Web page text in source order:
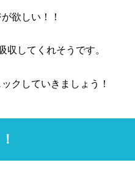
欲しい！！
してくれそうです。
クしていきましょう！